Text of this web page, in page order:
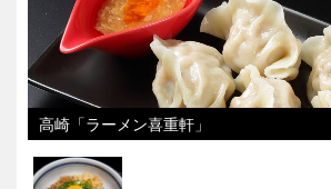
高崎「ラーメン喜重軒」